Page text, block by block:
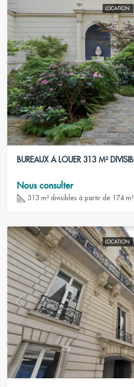
LOCATION
Nous consulter
313 m² divisibles à partir de 174 m²
LOCATION